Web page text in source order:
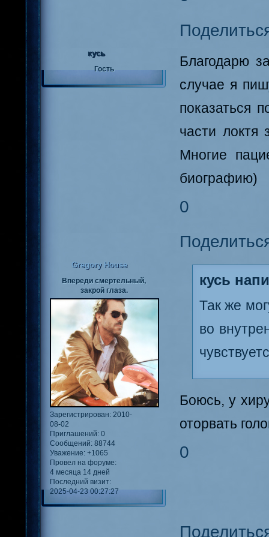
кусь
Гость
Благодарю
случае я
показаться
части локтя
Многие
биографию)
0
Gregory House
Впереди смертельный,
закрой глаза.
Зарегистрирован: 2010-
08-02
Приглашений: 0
Сообщений: 88744
Уважение: +1065
Провел на форуме:
4 месяца 14 дней
Последний визит:
2025-04-23 00:27:27
кусь
Так же
во
Боюсь, у
оторвать
0